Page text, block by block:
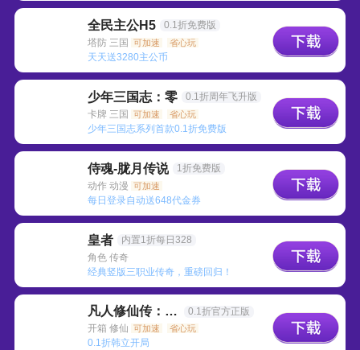
全民主公H5
0.1折免费版
塔防 三国 可加速 省心玩
天天送3280主公币
少年三国志：零
0.1折周年飞升版
卡牌 三国 可加速 省心玩
少年三国志系列首款0.1折免费版
侍魂-胧月传说
1折免费版
动作 动漫 可加速
每日登录自动送648代金券
皇者
内置1折每日328
角色 传奇
经典竖版三职业传奇，重磅回归！
凡人修仙传：星海飞驰
0.1折官方正版
开箱 修仙 可加速 省心玩
0.1折韩立开局